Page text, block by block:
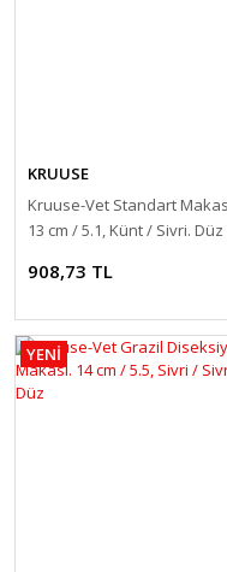
KRUUSE
Kruuse-Vet Standart
13 cm / 5.1, Künt / Sivri. Düz
908,73 TL
YENİ